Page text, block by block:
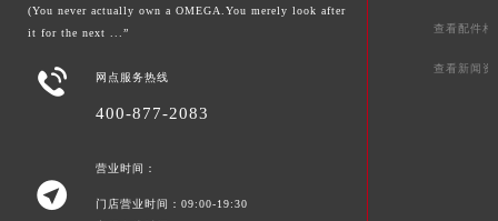
(You never actually own a OMEGA.You merely look after
it for the next ...”
 网点服务热线
400-877-2083

营业时间：
门店营业时间：09:00-19:30
查看配件相
查看新闻资